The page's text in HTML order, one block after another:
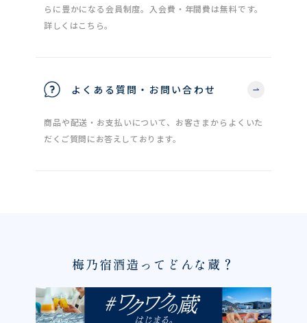
らに豊かになる会員制度。入会費・年間費は無料です。
詳しくはこちら。
よくある質問・お問い合わせ
商品や配送・お支払いについて、お客さまからよくいた
だくご質問にお答えしております。
梅乃宿酒造ってどんな蔵？